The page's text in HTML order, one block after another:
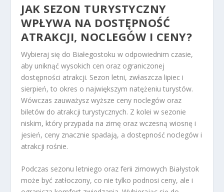
JAK SEZON TURYSTYCZNY
WPŁYWA NA DOSTĘPNOŚĆ
ATRAKCJI, NOCLEGÓW I CENY?
Wybieraj się do Białegostoku w odpowiednim czasie,
aby uniknąć wysokich cen oraz ograniczonej
dostępności atrakcji. Sezon letni, zwłaszcza lipiec i
sierpień, to okres o największym natężeniu turystów.
Wówczas zauważysz wyższe ceny noclegów oraz
biletów do atrakcji turystycznych. Z kolei w sezonie
niskim, który przypada na zimę oraz wczesną wiosnę i
jesień, ceny znacznie spadają, a dostępność noclegów i
atrakcji rośnie.
Podczas sezonu letniego oraz ferii zimowych Białystok
może być zatłoczony, co nie tylko podnosi ceny, ale i